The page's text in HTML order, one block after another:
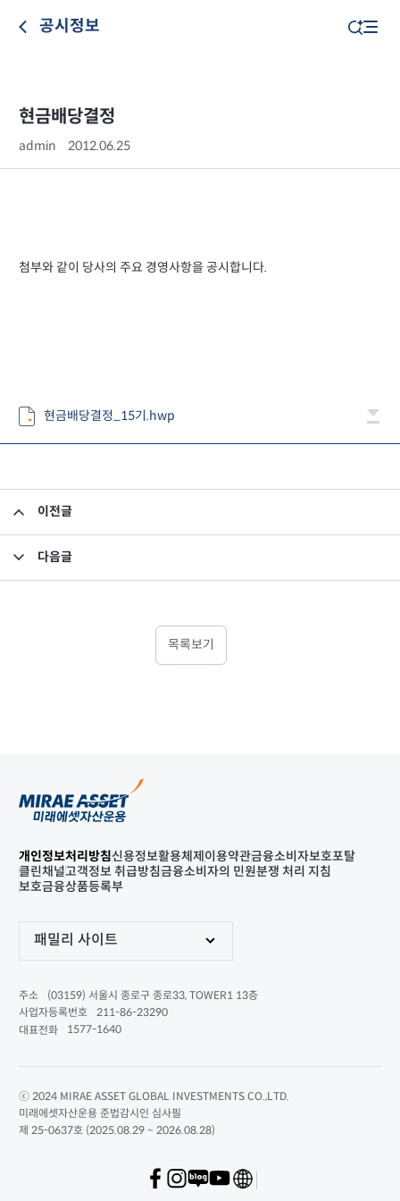
공시정보
현금배당결정
admin 2012.06.25
첨부와 같이 당사의 주요 경영사항을 공시합니다.
현금배당결정_15기.hwp
이전글
다음글
목록보기
개인정보처리방침신용정보활용체제 이용약관금융소비자보호포탈
클린채널고객정보 취급방침금융소비자의 민원분쟁 처리 지침
보호금융상품등록부
패밀리 사이트
주소
(03159) 서울시 종로구 종로33, TOWER1 13층
사업자등록번호
211-86-23290
대표전화
1577-1640
ⓒ 2024 MIRAE ASSET GLOBAL INVESTMENTS CO.,LTD.
미래에셋자산운용 준법감시인 심사필
제 25-0637호 (2025.08.29 ~ 2026.08.28)